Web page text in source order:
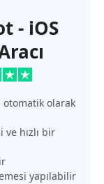
- iOS
otomatik olarak
ve hızlı bir
yapılabilir